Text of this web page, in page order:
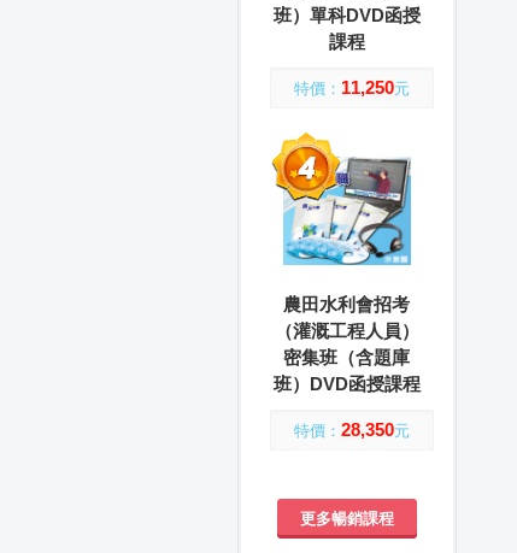
班）單科DVD函授
課程
特價： 11,250元
農田水利會招考
（灌溉工程人員）
密集班（含題庫
班）DVD函授課程
特價： 28,350元
更多暢銷課程